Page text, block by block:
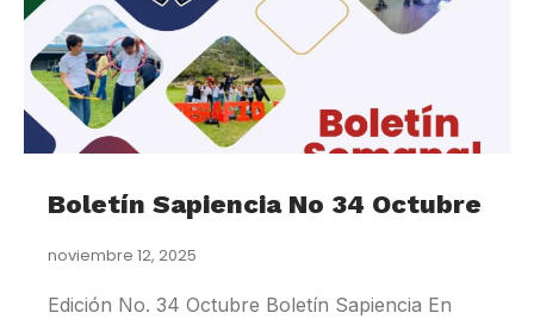
Boletín Sapiencia No 34 Octubre
noviembre 12, 2025
Edición No. 34 Octubre Boletín Sapiencia En